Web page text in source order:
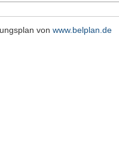
von www.belplan.de